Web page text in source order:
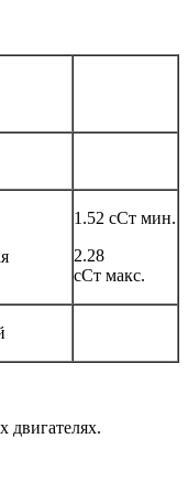
1.52 сСт мин.
2.28
сСт макс.